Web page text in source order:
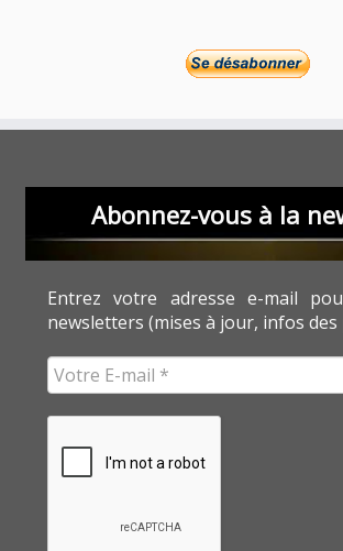
Abonnez-vous à la
Entrez votre adresse e-mail
newsletters (mises à jour, infos des